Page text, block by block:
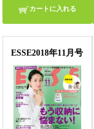
カートに入れる
ESSE2018年11月号